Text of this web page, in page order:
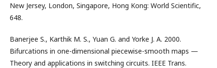
New Jersey, London, Singapore, Hong Kong: World Scientific,
648.
Banerjee S., Karthik M. S., Yuan G. and Yorke J. A. 2000.
Bifurcations in one-dimensional piecewise-smooth maps —
Theory and applications in switching circuits. IEEE Trans.